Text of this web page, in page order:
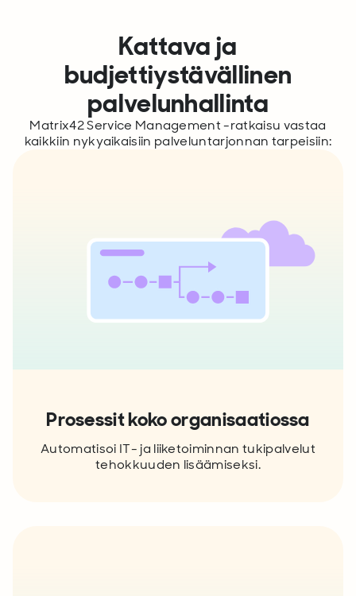
Kattava ja
budjettiystävällinen
palvelunhallinta
Matrix42 Service Management -ratkaisu vastaa
kaikkiin nykyaikaisiin palveluntarjonnan tarpeisiin:
Prosessit koko organisaatiossa
Automatisoi IT- ja liiketoiminnan tukipalvelut
tehokkuuden lisäämiseksi.